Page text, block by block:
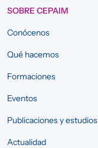
SOBRE CEPAIM
Conócenos
Qué hacemos
Formaciones
Eventos
Publicaciones y estudios
Actualidad